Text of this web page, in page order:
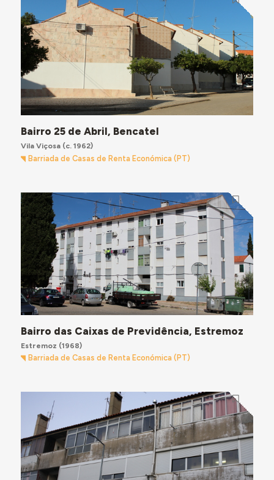
Bairro 25 de Abril, Bencatel
Vila Viçosa(c. 1962)
Barriada de Casas de Renta Económica (PT)
Bairro das Caixas de Previdência, Estremoz
Estremoz (1968)
Barriada de Casas de Renta Económica (PT)